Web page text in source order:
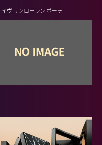
イヴ サンローラン ボーテ